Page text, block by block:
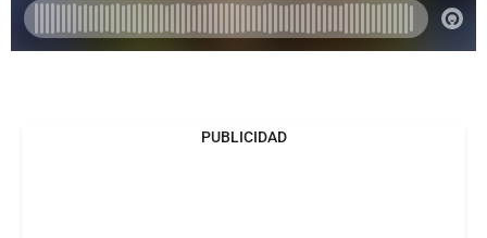
PUBLICIDAD